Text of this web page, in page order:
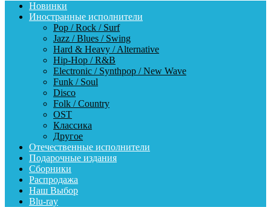
Новинки
Иностранные исполнители
Pop / Rock / Surf
Jazz / Blues / Swing
Hard & Heavy / Alternative
Hip-Hop / R&B
Electronic / Synthpop / New Wave
Funk / Soul
Disco
Folk / Country
OST
Классика
Другое
Отечественные исполнители
Подарочные издания
Сборники
Распродажа
Наш Выбор
Blu-ray